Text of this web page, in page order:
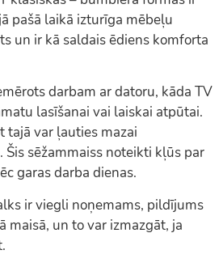
pašā laikā izturīga mēbeļu
un ir kā saldais ēdiens komforta
darbam ar datoru, kāda TV
lasīšanai vai laiskai atpūtai.
tajā var ļauties mazai
Šis sēžammaiss noteikti kļūs par
garas darba dienas.
ir viegli noņemams, pildījums
maisā, un to var izmazgāt, ja